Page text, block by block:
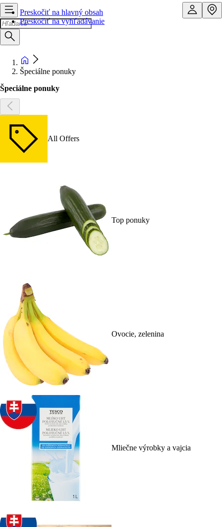
Preskočiť na hlavný obsah
Preskočiť na vyhľadávanie
Špeciálne ponuky
Špeciálne ponuky
All Offers
Top ponuky
Ovocie, zelenina
Mliečne výrobky a vajcia